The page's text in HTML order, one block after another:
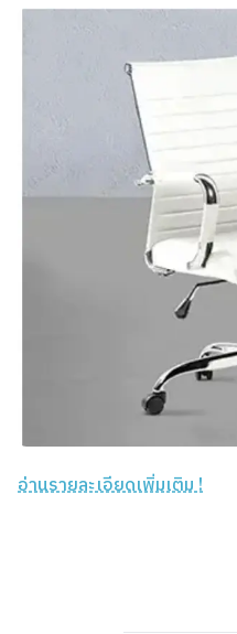
อ่านรายละเอียดเพิ่มเติม !